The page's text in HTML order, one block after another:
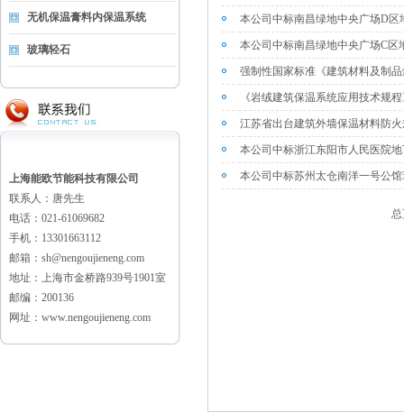
无机保温膏料内保温系统
玻璃轻石
上海能欧节能科技有限公司
联系人：唐先生
电话：021-61069682
手机：13301663112
邮箱：sh@nengoujieneng.com
地址：上海市金桥路939号1901室
邮编：200136
网址：www.nengoujieneng.com
本公司中标南昌绿地中央广场D区
本公司中标南昌绿地中央广场C区
强制性国家标准《建筑材料及制
《岩绒建筑保温系统应用技术规
江苏省出台建筑外墙保温材料防
本公司中标浙江东阳市人民医院
本公司中标苏州太仓南洋一号公
总